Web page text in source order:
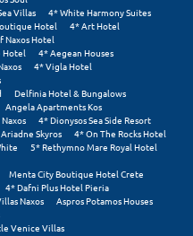
Villas
4* White Harmony Suites
Hotel
4* Art Hotel
Naxos Hotel
Hotel
4* Aegean Houses
4* Vigla Hotel
Delfinia Hotel & Bungalows
Angela Apartments Kos
4* Dionysos Sea Side Resort
Skyros
4* On The Rocks Hotel
5* Rethymno Mare Royal Hotel
Menta City Boutique Hotel Crete
4* Dafni Plus Hotel Pieria
Naxos
Aspros Potamos Houses
Venice Villas